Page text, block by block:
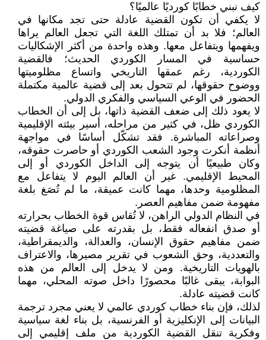
كيف نبني خطابًا كورديًا عالميًا؟
لا يكفي أن تكون القضية عادلة حتى تجد مكانها في
العالم؛ فلا بد أن تمتلك اللغة التي تجعل العالم يراها
ويفهمها ويتفاعل معها. وهذه واحدة من أكثر الإشكاليات
حساسية في المسار الكوردي الحديث؛ فالقضية
الكوردية، رغم عمقها التاريخي واتساع مظلوميتها
ووضوح حقوقها، لم تتحول بعد إلى قضية عالمية مكتملة
الحضور في الوعي السياسي والفكري الدولي.
لا يعود ذلك إلى ضعف القضية ذاتها، بل إلى أن الخطاب
الكوردي ظل، في كثير من مراحله، أسير بيئته الإقليمية
وصراعاته المباشرة. فقد تشكّل أساسًا في مواجهة
أنظمة أنكرت وجود الشعب الكوردي أو حاصرت حقوقه،
وكان طبيعيًا أن يتوجه إلى الداخل الكوردي أو إلى
المحيط الإقليمي. غير أن العالم اليوم لا يتفاعل مع
المظلومية وحدها، مهما كانت عميقة، ما لم تُصَغ بلغة
مفهومة ضمن مفاهيم العصر.
في النظام الدولي الراهن، لا تُقاس قوة الخطاب بحرارته
أو صدق انفعاله فقط، بل بقدرته على صياغة قضيته
ضمن مفاهيم حقوق الإنسان، والعدالة، والديمقراطية،
والتعددية، وحق الشعوب في تقرير مصيرها، والاعتراف
بالهويات التاريخية. ومن لا يدخل إلى العالم من هذه
البوابة، يبقى غالبًا محصورًا داخل صوته المحلي، مهما
كانت قضيته عادلة.
لذلك، فإن بناء خطاب كوردي عالمي لا يعني مجرد ترجمة
البيانات إلى الإنكليزية أو الفرنسية، بل بناء لغة سياسية
وفكرية تنقل القضية الكوردية من ملف إقليمي إلى